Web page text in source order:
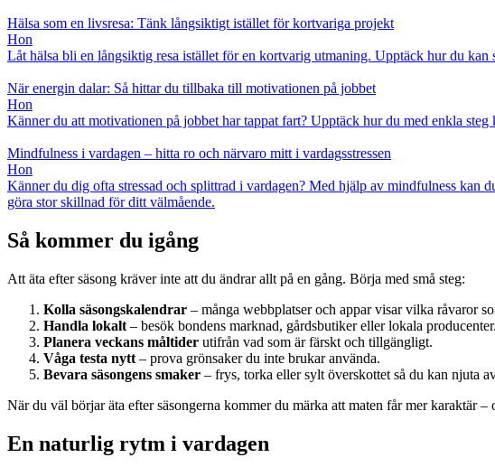
Hälsa som en livsresa: Tänk långsiktigt istället för kortvariga projekt
Hon
Låt hälsa bli en långsiktig resa istället för en kortvarig utmaning. Upptäck hur du
När energin dalar: Så hittar du tillbaka till motivationen på jobbet
Hon
Känner du att motivationen på jobbet har tappat fart? Upptäck hur du med enkla
Mindfulness i vardagen – hitta ro och närvaro mitt i vardagsstressen
Hon
Känner du dig ofta stressad och splittrad i vardagen? Med hjälp av mindfulness kan
göra stor skillnad för ditt välmående.
Så kommer du igång
Att äta efter säsong kräver inte att du ändrar allt på en gång. Börja med små steg:
Kolla säsongskalendrar – många webbplatser och appar visar vilka råvaror
Handla lokalt – besök bondens marknad, gårdsbutiker eller lokala producenter.
Planera veckans måltider utifrån vad som är färskt och tillgängligt.
Våga testa nytt – prova grönsaker du inte brukar använda.
Bevara säsongens smaker – frys, torka eller sylt överskottet så du kan njuta
När du väl börjar äta efter säsongerna kommer du märka att maten får mer karaktär –
En naturlig rytm i vardagen